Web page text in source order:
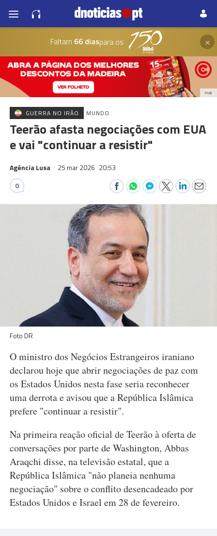
Faltam 66 diaspara os ×
PUB
GUERRA NO IRÃO MUNDO
Teerão afasta negociações com EUA
e vai "continuar a resistir"
Agência Lusa 25 mar 2026 20:53
0
Foto DR
O ministro dos Negócios Estrangeiros iraniano
declarou hoje que abrir negociações de paz com
os Estados Unidos nesta fase seria reconhecer
uma derrota e avisou que a República Islâmica
prefere "continuar a resistir".
Na primeira reação oficial de Teerão à oferta de
conversações por parte de Washington, Abbas
Araqchi disse, na televisão estatal, que a
República Islâmica "não planeia nenhuma
negociação" sobre o conflito desencadeado por
Estados Unidos e Israel em 28 de fevereiro.